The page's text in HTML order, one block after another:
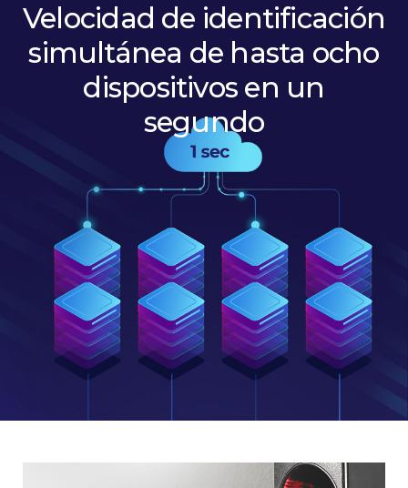
Velocidad de identificación
simultánea de hasta ocho
dispositivos en un
segundo